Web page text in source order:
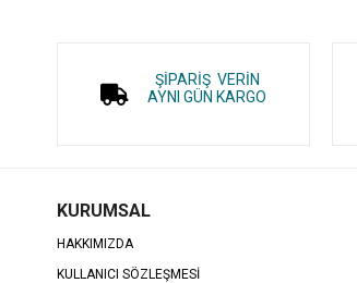
ŞİPARİŞ VERİN
AYNI GÜN KARGO
KURUMSAL
HAKKIMIZDA
KULLANICI SÖZLEŞMESİ